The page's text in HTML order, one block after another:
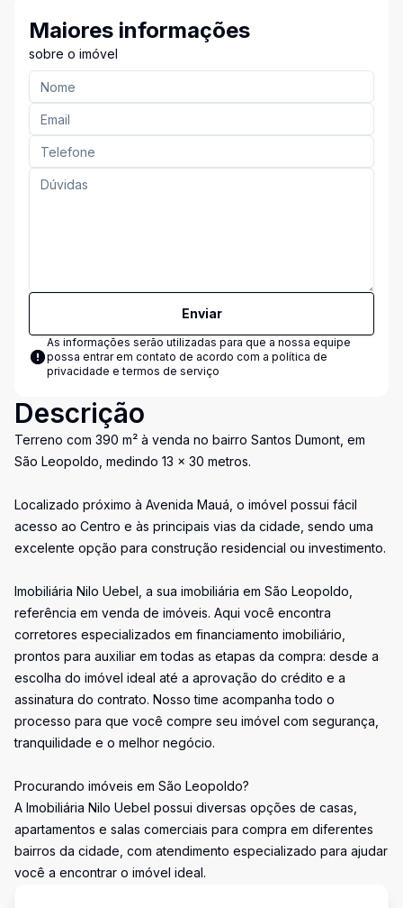
Maiores informações
sobre o imóvel
Enviar
As informações serão utilizadas para que a nossa equipe
possa entrar em contato de acordo com a política de
privacidade e termos de serviço
Descrição
Terreno com 390 m² à venda no bairro Santos Dumont, em
São Leopoldo, medindo 13 x 30 metros.
Localizado próximo à Avenida Mauá, o imóvel possui fácil
acesso ao Centro e às principais vias da cidade, sendo uma
excelente opção para construção residencial ou investimento.
Imobiliária Nilo Uebel, a sua imobiliária em São Leopoldo,
referência em venda de imóveis. Aqui você encontra
corretores especializados em financiamento imobiliário,
prontos para auxiliar em todas as etapas da compra: desde a
escolha do imóvel ideal até a aprovação do crédito e a
assinatura do contrato. Nosso time acompanha todo o
processo para que você compre seu imóvel com segurança,
tranquilidade e o melhor negócio.
Procurando imóveis em São Leopoldo?
A Imobiliária Nilo Uebel possui diversas opções de casas,
apartamentos e salas comerciais para compra em diferentes
bairros da cidade, com atendimento especializado para ajudar
você a encontrar o imóvel ideal.